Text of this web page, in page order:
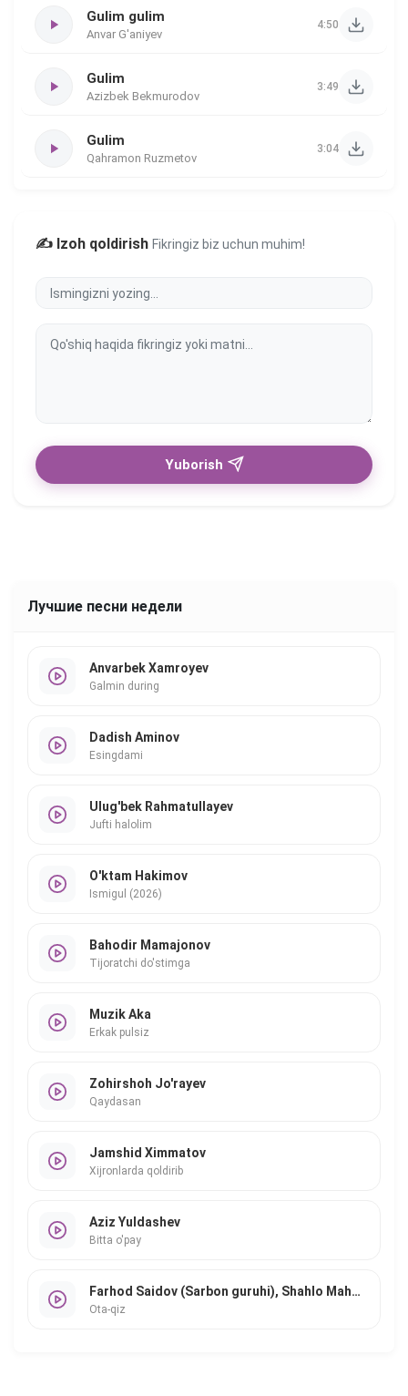
Gulim gulim
Anvar G'aniyev
4:50
Gulim
Azizbek Bekmurodov
3:49
Gulim
Qahramon Ruzmetov
3:04
✍️ Izoh qoldirish Fikringiz biz uchun muhim!
Yuborish
Лучшие песни недели
Anvarbek Xamroyev
Galmin during
Dadish Aminov
Esingdami
Ulug'bek Rahmatullayev
Jufti halolim
O'ktam Hakimov
Ismigul (2026)
Bahodir Mamajonov
Tijoratchi do'stimga
Muzik Aka
Erkak pulsiz
Zohirshoh Jo'rayev
Qaydasan
Jamshid Ximmatov
Xijronlarda qoldirib
Aziz Yuldashev
Bitta o'pay
Farhod Saidov (Sarbon guruhi), Shahlo Mahmudova
Ota-qiz